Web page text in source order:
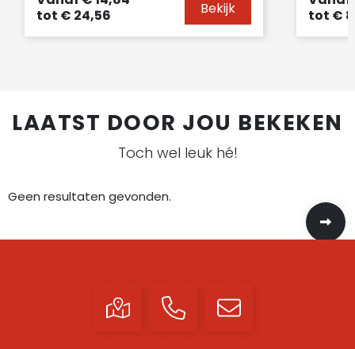
tot € 24,56 Bekijk
tot €
LAATST DOOR JOU BEKEKEN
Toch wel leuk hé!
Geen resultaten gevonden.